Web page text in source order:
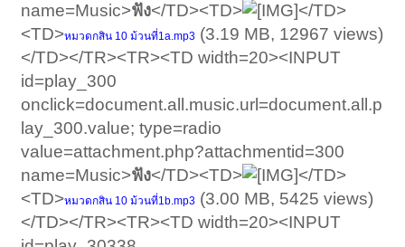
name=Music>ฟัง</TD><TD>
</TD>
<TD>หมวดกสิน 10 ม้วนที่1a.mp3 (3.19 MB, 12967 views)
</TD></TR><TR><TD width=20><INPUT
id=play_300
onclick=document.all.music.url=document.all.p
lay_300.value; type=radio
value=attachment.php?attachmentid=300
name=Music>ฟัง</TD><TD>
</TD>
<TD>หมวดกสิน 10 ม้วนที่1b.mp3 (3.00 MB, 5425 views)
</TD></TR><TR><TD width=20><INPUT